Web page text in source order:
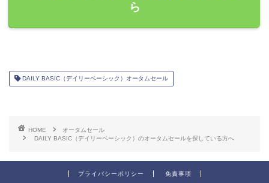
ら
DAILY BASIC（デイリーベーシック）オータムセール
HOME
オータムセール
DAILY BASIC（デイリーベーシック）のオータムセールを探している方へ
プライバシーポリシー 免責事項